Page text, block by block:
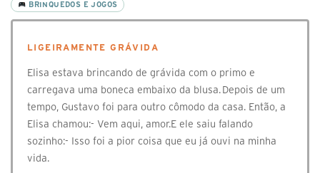
BRINQUEDOS E JOGOS
LIGEIRAMENTE GRÁVIDA
Elisa estava brincando de grávida com o primo e
carregava uma boneca embaixo da blusa. Depois de um
tempo, Gustavo foi para outro cômodo da casa. Então, a
Elisa chamou:- Vem aqui, amor.E ele saiu falando
sozinho:- Isso foi a pior coisa que eu já ouvi na minha
vida.